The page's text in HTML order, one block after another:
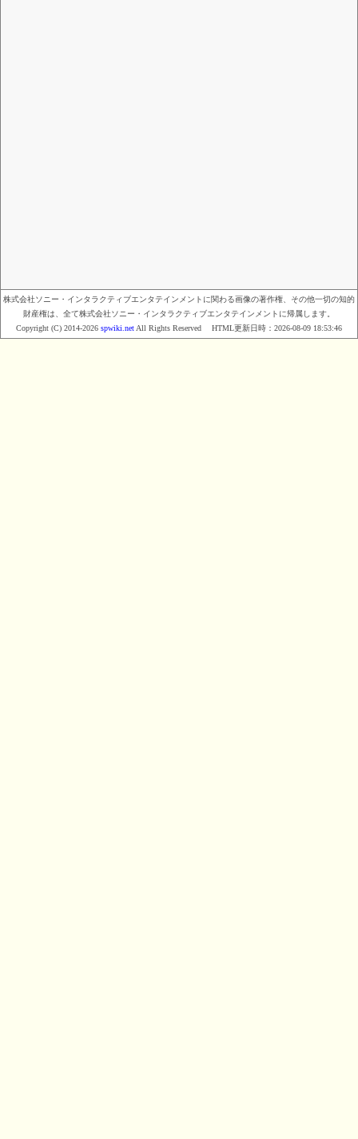
株式会社ソニー・インタラクティブエンタテインメントに関わる画像の著作権、その他一切の知的
財産権は、全て株式会社ソニー・インタラクティブエンタテインメントに帰属します。
Copyright (C) 2014-2026 spwiki.net All Rights Reserved HTML更新日時： 2026-08-09 18:53:46